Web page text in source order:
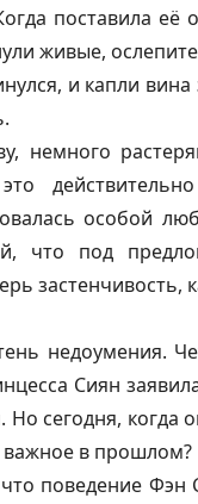
поставила её
живые,
и капли
немного
особой
что под
застенчивость,
недоумения.
Сиян
сегодня,
важное в прошлом?
поведение Фэн